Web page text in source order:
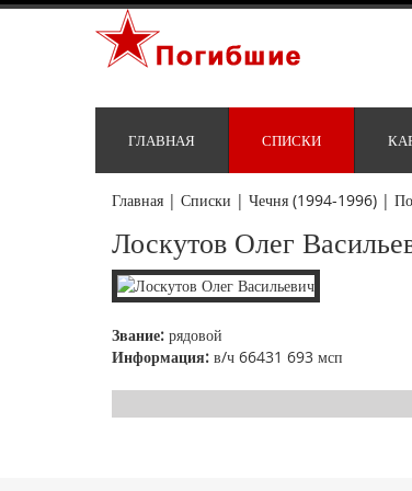
ГЛАВНАЯ СПИСКИ
Главная | Списки | Чечня (1994-1996) |
Лоскутов Олег
Звание: рядовой
Информация: в/ч 66431 693 мсп